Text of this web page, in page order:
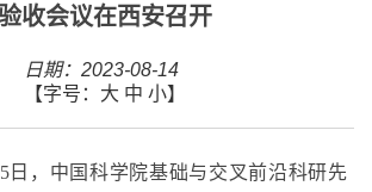
收会议在西安召开
日期：2023-08-14
【字号： 大 中 小】
日，中国科学院基础与交叉前沿科研先